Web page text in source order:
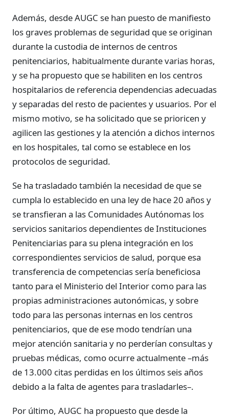
Además, desde AUGC se han puesto de manifiesto
los graves problemas de seguridad que se originan
durante la custodia de internos de centros
penitenciarios, habitualmente durante varias horas,
y se ha propuesto que se habiliten en los centros
hospitalarios de referencia dependencias adecuadas
y separadas del resto de pacientes y usuarios. Por el
mismo motivo, se ha solicitado que se prioricen y
agilicen las gestiones y la atención a dichos internos
en los hospitales, tal como se establece en los
protocolos de seguridad.
Se ha trasladado también la necesidad de que se
cumpla lo establecido en una ley de hace 20 años y
se transfieran a las Comunidades Autónomas los
servicios sanitarios dependientes de Instituciones
Penitenciarias para su plena integración en los
correspondientes servicios de salud, porque esa
transferencia de competencias sería beneficiosa
tanto para el Ministerio del Interior como para las
propias administraciones autonómicas, y sobre
todo para las personas internas en los centros
penitenciarios, que de ese modo tendrían una
mejor atención sanitaria y no perderían consultas y
pruebas médicas, como ocurre actualmente –más
de 13.000 citas perdidas en los últimos seis años
debido a la falta de agentes para trasladarles–.
Por último, AUGC ha propuesto que desde la